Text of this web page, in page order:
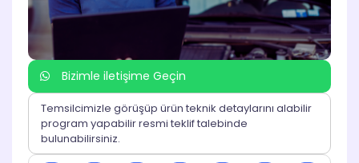
Bizimle iletişime Geçin
Temsilcimizle görüşüp ürün teknik detaylarını alabilir
program yapabilir resmi teklif talebinde
bulunabilirsiniz.